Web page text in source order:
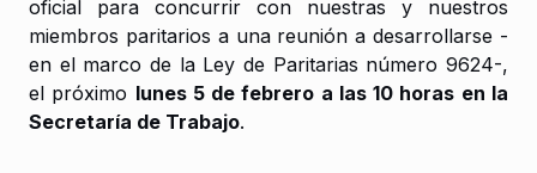
oficial para concurrir con nuestras y nuestros
miembros paritarios a una reunión a desarrollarse -
en el marco de la Ley de Paritarias número 9624-,
el próximo lunes 5 de febrero a las 10 horas en la
Secretaría de Trabajo.